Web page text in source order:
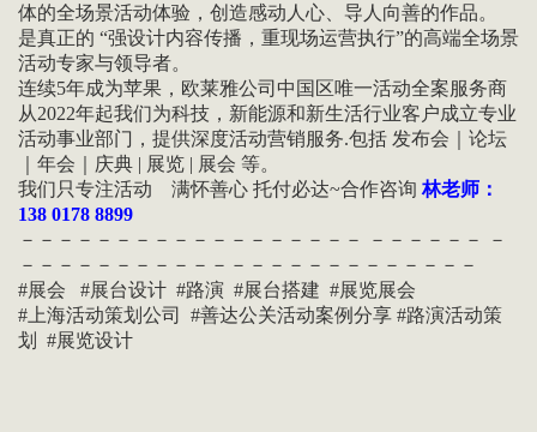
体的全场景活动体验，创造感动人心、导人向善的作品。
是真正的 “强设计内容传播，重现场运营执行”的高端全场景
活动专家与领导者。
连续5年成为苹果，欧莱雅公司中国区唯一活动全案服务商
从2022年起我们为科技，新能源和新生活行业客户成立专业
活动事业部门，提供深度活动营销服务.包括 发布会｜论坛
｜年会｜庆典 | 展览 | 展会 等。
我们只专注活动 满怀善心 托付必达~合作咨询 林老师：
138 0178 8899
－－－－－－－－－－－－－－－－－－ －－－－－－ －
－－－－－－－－－－－－－－－－－－－－－－－－
#展会 #展台设计 #路演 #展台搭建 #展览展会
#上海活动策划公司 #善达公关活动案例分享 #路演活动策
划 #展览设计